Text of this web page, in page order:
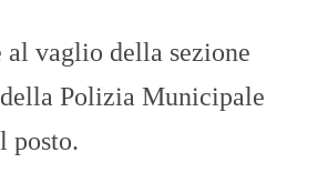
vaglio della sezione
Polizia Municipale
posto.